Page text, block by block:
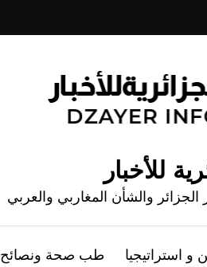
للأخبار
والشأن المغاربي والعربي
و استراتيجيا طب صحة ونصائح